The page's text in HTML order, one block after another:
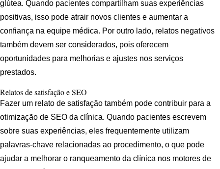
glútea. Quando pacientes compartilham suas experiências
positivas, isso pode atrair novos clientes e aumentar a
confiança na equipe médica. Por outro lado, relatos negativos
também devem ser considerados, pois oferecem
oportunidades para melhorias e ajustes nos serviços
prestados.
Relatos de satisfação e SEO
Fazer um relato de satisfação também pode contribuir para a
otimização de SEO da clínica. Quando pacientes escrevem
sobre suas experiências, eles frequentemente utilizam
palavras-chave relacionadas ao procedimento, o que pode
ajudar a melhorar o ranqueamento da clínica nos motores de